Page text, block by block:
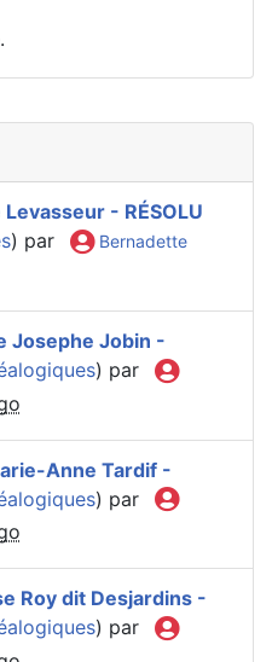
- RÉSOLU
) par Bernadette
Josephe Jobin -
) par
Anne Tardif -
) par
Roy dit Desjardins -
) par